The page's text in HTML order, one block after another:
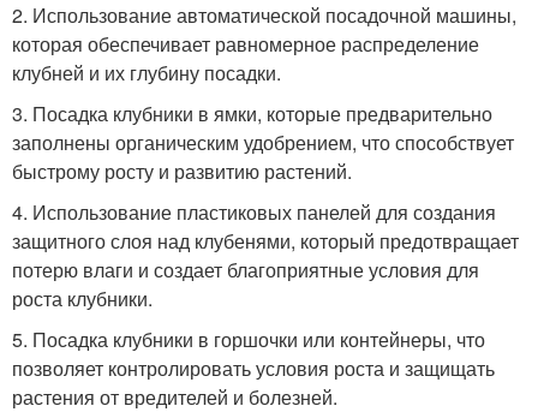
2. Использование автоматической посадочной машины,
которая обеспечивает равномерное распределение
клубней и их глубину посадки.
3. Посадка клубники в ямки, которые предварительно
заполнены органическим удобрением, что способствует
быстрому росту и развитию растений.
4. Использование пластиковых панелей для создания
защитного слоя над клубенями, который предотвращает
потерю влаги и создает благоприятные условия для
роста клубники.
5. Посадка клубники в горшочки или контейнеры, что
позволяет контролировать условия роста и защищать
растения от вредителей и болезней.